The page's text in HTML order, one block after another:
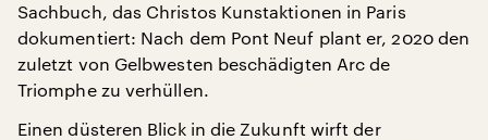
Sachbuch, das Christos Kunstaktionen in Paris
dokumentiert: Nach dem Pont Neuf plant er, 2020 den
zuletzt von Gelbwesten beschädigten Arc de
Triomphe zu verhüllen.
Einen düsteren Blick in die Zukunft wirft der